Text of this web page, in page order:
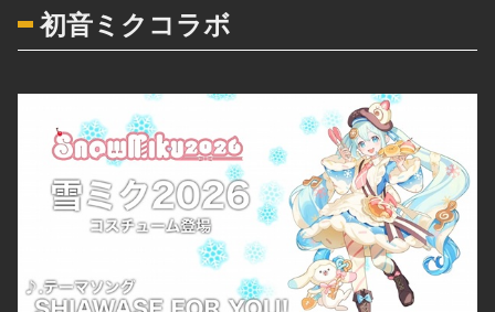
初音ミクコラボ